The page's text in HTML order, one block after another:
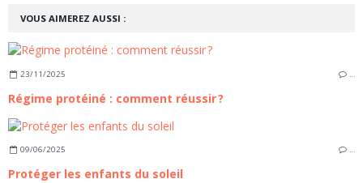
VOUS AIMEREZ AUSSI :
23/11/2025 …
Régime protéiné : comment réussir ?
09/06/2025 …
Protéger les enfants du soleil